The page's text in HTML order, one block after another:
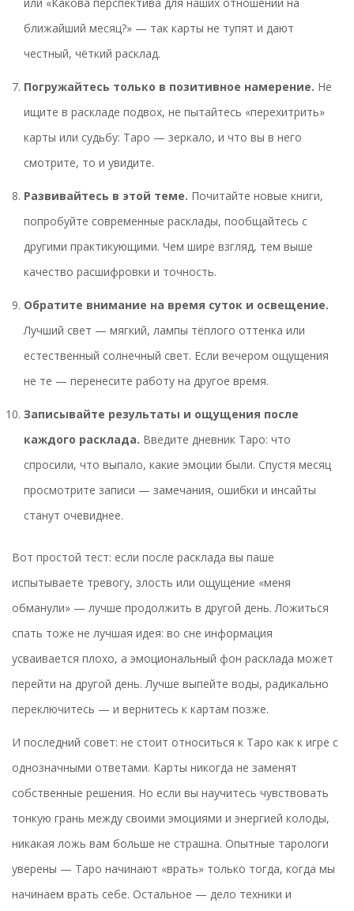
или «Какова перспектива для наших отношений на
ближайший месяц?» — так карты не тупят и дают
честный, чёткий расклад.
Погружайтесь только в позитивное намерение. Не
ищите в раскладе подвох, не пытайтесь «перехитрить»
карты или судьбу: Таро — зеркало, и что вы в него
смотрите, то и увидите.
Развивайтесь в этой теме. Почитайте новые книги,
попробуйте современные расклады, пообщайтесь с
другими практикующими. Чем шире взгляд, тем выше
качество расшифровки и точность.
Обратите внимание на время суток и освещение.
Лучший свет — мягкий, лампы тёплого оттенка или
естественный солнечный свет. Если вечером ощущения
не те — перенесите работу на другое время.
Записывайте результаты и ощущения после
каждого расклада. Введите дневник Таро: что
спросили, что выпало, какие эмоции были. Спустя месяц
просмотрите записи — замечания, ошибки и инсайты
станут очевиднее.
Вот простой тест: если после расклада вы паше
испытываете тревогу, злость или ощущение «меня
обманули» — лучше продолжить в другой день. Ложиться
спать тоже не лучшая идея: во сне информация
усваивается плохо, а эмоциональный фон расклада может
перейти на другой день. Лучше выпейте воды, радикально
переключитесь — и вернитесь к картам позже.
И последний совет: не стоит относиться к Таро как к игре с
однозначными ответами. Карты никогда не заменят
собственные решения. Но если вы научитесь чувствовать
тонкую грань между своими эмоциями и энергией колоды,
никакая ложь вам больше не страшна. Опытные тарологи
уверены — Таро начинают «врать» только тогда, когда мы
начинаем врать себе. Остальное — дело техники и